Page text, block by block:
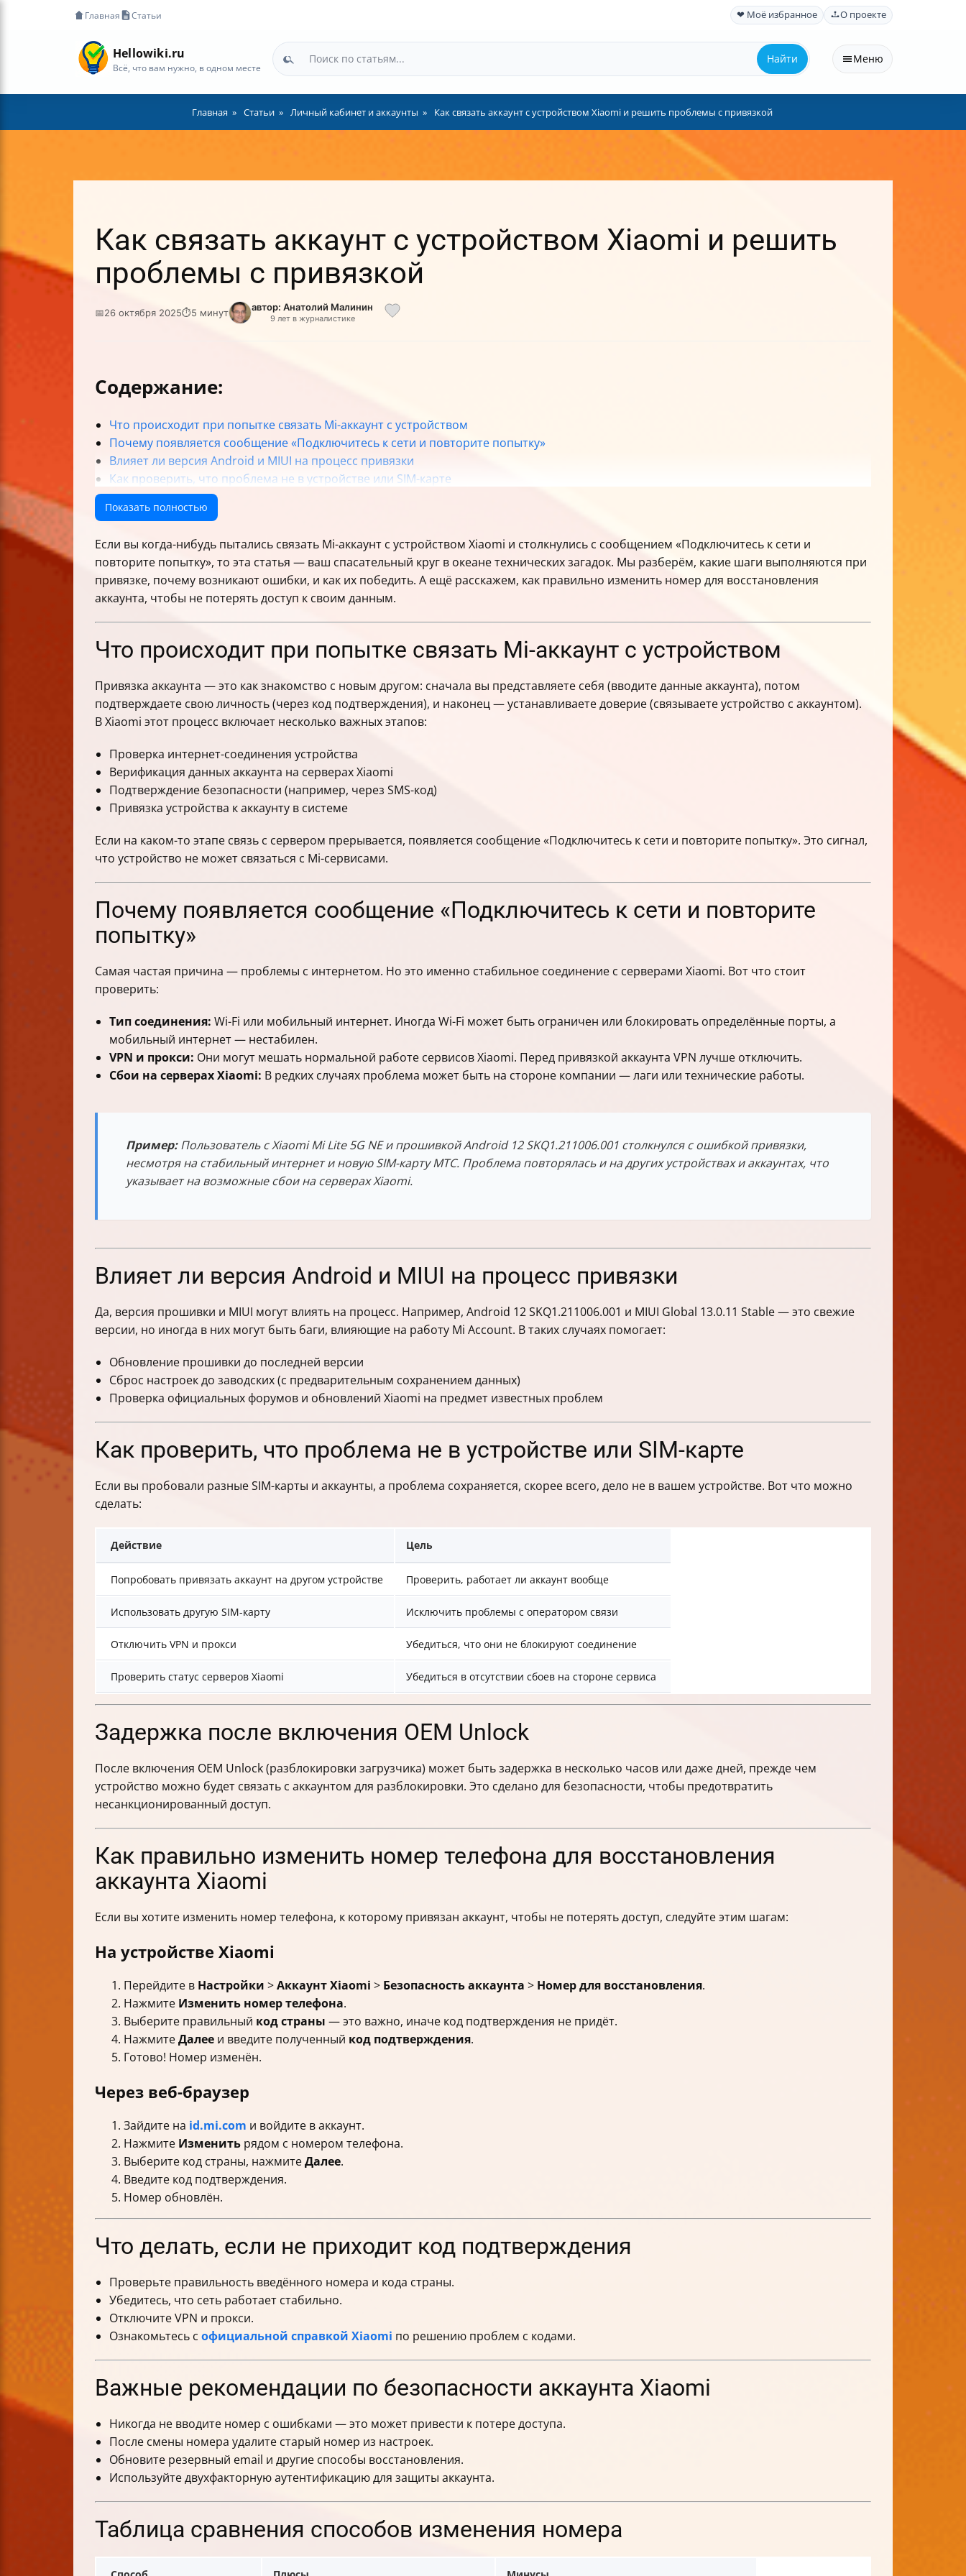
Главная Статьи ❤ Моё избранное О проекте
Hellowiki.ru
Всё, что вам нужно, в одном месте
Найти Меню
Главная Статьи Личный кабинет и аккаунты Как связать аккаунт с устройством Xiaomi и решить проблемы с привязкой
Как связать аккаунт с устройством Xiaomi и решить
проблемы с привязкой
📅26 октября 2025⏱5 минут автор: Анатолий Малинин
9 лет в журналистике
Содержание:
Что происходит при попытке связать Mi-аккаунт с устройством
Почему появляется сообщение «Подключитесь к сети и повторите попытку»
Влияет ли версия Android и MIUI на процесс привязки
Как проверить, что проблема не в устройстве или SIM-карте
Задержка после включения OEM Unlock
Как правильно изменить номер телефона для восстановления аккаунта Xiaomi
Важные рекомендации по безопасности аккаунта Xiaomi
Таблица сравнения способов изменения номера
Как правильно оформить запрос в техподдержку Xiaomi
Итог
Показать полностью
Если вы когда-нибудь пытались связать Mi-аккаунт с устройством Xiaomi и столкнулись с сообщением «Подключитесь к сети и
повторите попытку», то эта статья — ваш спасательный круг в океане технических загадок. Мы разберём, какие шаги выполняются при
привязке, почему возникают ошибки, и как их победить. А ещё расскажем, как правильно изменить номер для восстановления
аккаунта, чтобы не потерять доступ к своим данным.
Что происходит при попытке связать Mi-аккаунт с устройством
Привязка аккаунта — это как знакомство с новым другом: сначала вы представляете себя (вводите данные аккаунта), потом
подтверждаете свою личность (через код подтверждения), и наконец — устанавливаете доверие (связываете устройство с аккаунтом).
В Xiaomi этот процесс включает несколько важных этапов:
Проверка интернет-соединения устройства
Верификация данных аккаунта на серверах Xiaomi
Подтверждение безопасности (например, через SMS-код)
Привязка устройства к аккаунту в системе
Если на каком-то этапе связь с сервером прерывается, появляется сообщение «Подключитесь к сети и повторите попытку». Это сигнал,
что устройство не может связаться с Mi-сервисами.
Почему появляется сообщение «Подключитесь к сети и повторите
попытку»
Самая частая причина — проблемы с интернетом. Но это именно стабильное соединение с серверами Xiaomi. Вот что стоит
проверить:
Тип соединения: Wi-Fi или мобильный интернет. Иногда Wi-Fi может быть ограничен или блокировать определённые порты, а
мобильный интернет — нестабилен.
VPN и прокси: Они могут мешать нормальной работе сервисов Xiaomi. Перед привязкой аккаунта VPN лучше отключить.
Сбои на серверах Xiaomi: В редких случаях проблема может быть на стороне компании — лаги или технические работы.
Пример:Пользователь с Xiaomi Mi Lite 5G NE и прошивкой Android 12 SKQ1.211006.001 столкнулся с ошибкой привязки,
несмотря на стабильный интернет и новую SIM-карту МТС. Проблема повторялась и на других устройствах и аккаунтах, что
указывает на возможные сбои на серверах Xiaomi.
Влияет ли версия Android и MIUI на процесс привязки
Да, версия прошивки и MIUI могут влиять на процесс. Например, Android 12 SKQ1.211006.001 и MIUI Global 13.0.11 Stable — это свежие
версии, но иногда в них могут быть баги, влияющие на работу Mi Account. В таких случаях помогает:
Обновление прошивки до последней версии
Сброс настроек до заводских (с предварительным сохранением данных)
Проверка официальных форумов и обновлений Xiaomi на предмет известных проблем
Как проверить, что проблема не в устройстве или SIM-карте
Если вы пробовали разные SIM-карты и аккаунты, а проблема сохраняется, скорее всего, дело не в вашем устройстве. Вот что можно
сделать:
Действие Цель
Попробовать привязать аккаунт на другом устройстве Проверить, работает ли аккаунт вообще
Использовать другую SIM-карту Исключить проблемы с оператором связи
Отключить VPN и прокси Убедиться, что они не блокируют соединение
Проверить статус серверов Xiaomi Убедиться в отсутствии сбоев на стороне сервиса
Задержка после включения OEM Unlock
После включения OEM Unlock (разблокировки загрузчика) может быть задержка в несколько часов или даже дней, прежде чем
устройство можно будет связать с аккаунтом для разблокировки. Это сделано для безопасности, чтобы предотвратить
несанкционированный доступ.
Как правильно изменить номер телефона для восстановления
аккаунта Xiaomi
Если вы хотите изменить номер телефона, к которому привязан аккаунт, чтобы не потерять доступ, следуйте этим шагам:
На устройстве Xiaomi
Перейдите в Настройки >Аккаунт Xiaomi > Безопасность аккаунта > Номер для восстановления.
Нажмите Изменить номер телефона.
Выберите правильный код страны — это важно, иначе код подтверждения не придёт.
НажмитеДалее и введите полученный код подтверждения.
Готово! Номер изменён.
Через веб-браузер
Зайдите на id.mi.com и войдите в аккаунт.
Нажмите Изменить рядом с номером телефона.
Выберите код страны, нажмитеДалее.
Введите код подтверждения.
Номер обновлён.
Что делать, если не приходит код подтверждения
Проверьте правильность введённого номера и кода страны.
Убедитесь, что сеть работает стабильно.
Отключите VPN и прокси.
Ознакомьтесь с официальной справкой Xiaomi по решению проблем с кодами.
Важные рекомендации по безопасности аккаунта Xiaomi
Никогда не вводите номер с ошибками — это может привести к потере доступа.
После смены номера удалите старый номер из настроек.
Обновите резервный email и другие способы восстановления.
Используйте двухфакторную аутентификацию для защиты аккаунта.
Таблица сравнения способов изменения номера